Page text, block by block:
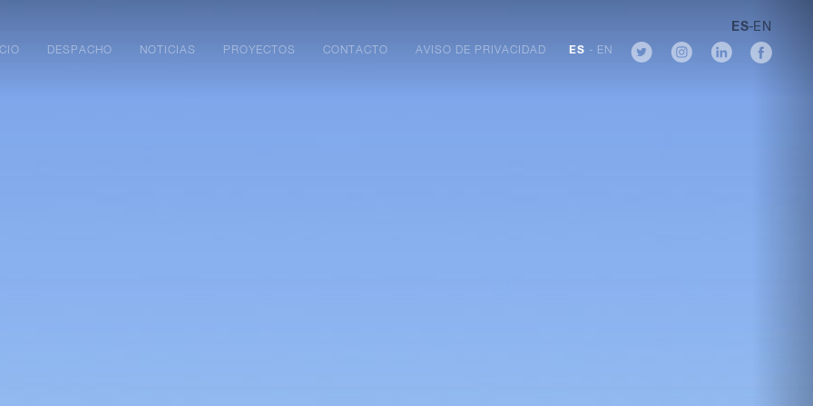
ES-EN
DESPACHO NOTICIAS PROYECTOS CONTACTO AVISO DE PRIVACIDAD ES - EN